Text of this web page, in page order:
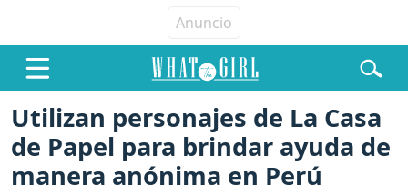
Utilizan personajes de La Casa
de Papel para brindar ayuda de
manera anónima en Perú